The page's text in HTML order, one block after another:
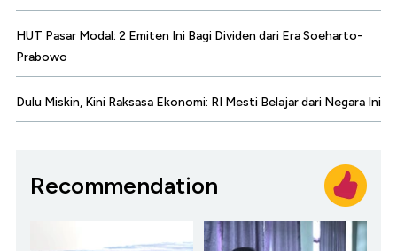
HUT Pasar Modal: 2 Emiten Ini Bagi Dividen dari Era Soeharto-
Prabowo
Dulu Miskin, Kini Raksasa Ekonomi: RI Mesti Belajar dari Negara Ini
Recommendation